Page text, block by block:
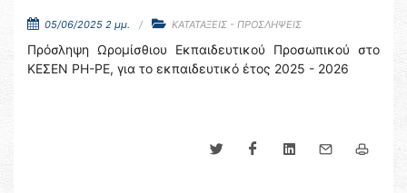
05/06/2025 2 μμ. ΚΑΤΑΤΑΞΕΙΣ - ΠΡΟΣΛΗΨΕΙΣ
Πρόσληψη Ωρομίσθιου Εκπαιδευτικού Προσωπικού στο
ΚΕΣΕΝ ΡΗ-ΡΕ, για το εκπαιδευτικό έτος 2025 - 2026